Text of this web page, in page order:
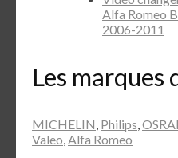
Alfa Romeo
2006-2011
Les marques
MICHELIN, Philips,
Valeo,Alfa Romeo